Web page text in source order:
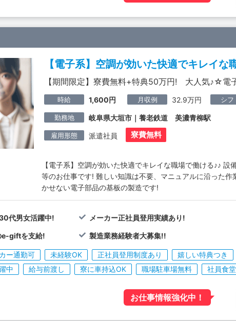
【電子系】空調が効いた快適でキレイな
【期間限定】寮費無料+特典50万円! 大人気♪☆電
時給 1,600円 月収例 32.9万円 シフ
勤務地 岐阜県大垣市｜養老鉄道 美濃青柳駅
雇用形態 派遣社員 寮費無料
【電子系】空調が効いた快適でキレイな職場で働ける♪♪
等のお仕事です! 難しい知識は不要、マニュアルに沿った
かせない電子部品の基板の製造です!
代男女活躍中! メーカー正社員登用実績あり!
e-giftを支給! 製造業務経験者大募集!!
ー通勤可 未経験OK 正社員登用制度あり 嬉しい特典つき
中 給与前渡し 寮に車持込OK 職場駐車場無料 社員食
お仕事情報強化中！